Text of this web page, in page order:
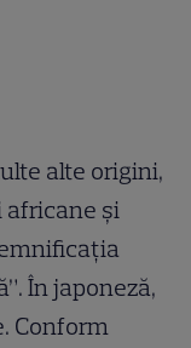
alte origini,
și
În japoneză,
Conform